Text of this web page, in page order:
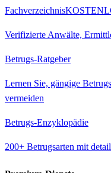
Fachverzeichnis
Verifizierte Anwälte,
Betrugs-Ratgeber
Lernen Sie, gängige
vermeiden
Betrugs-Enzyklopädie
200+ Betrugsarten mit